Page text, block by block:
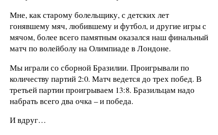
Мне, как старому болельщику, с детских лет
гонявшему мяч, любившему и футбол, и другие игры с
мячом, более всего памятным оказался наш финальный
матч по волейболу на Олимпиаде в Лондоне.
Мы играли со сборной Бразилии. Проигрывали по
количеству партий 2:0. Матч ведется до трех побед. В
третьей партии проигрываем 13:8. Бразильцам надо
набрать всего два очка – и победа.
И вдруг…